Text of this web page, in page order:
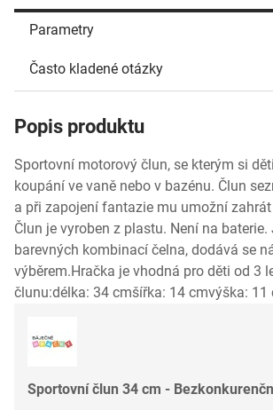
Parametry
Často kladené otázky
Popis produktu
Sportovní motorový člun, se kterým si
koupání ve vaně nebo v bazénu. Člun
a při zapojení fantazie mu umožní zahrát
Člun je vyroben z plastu. Není na
barevných kombinací čelna, dodává se
výběrem.Hračka je vhodná pro děti od 3
člunu:délka: 34 cmšířka: 14 cmvýška: 11
Sportovní člun 34 cm -